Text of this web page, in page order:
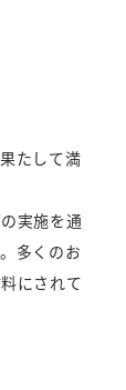
たして満
実施を通
多くのお
にされて